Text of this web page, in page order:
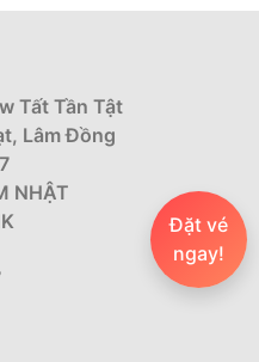
Đặt vé
ngay!
Tất Tần Tật
Lâm Đồng
NHẬT